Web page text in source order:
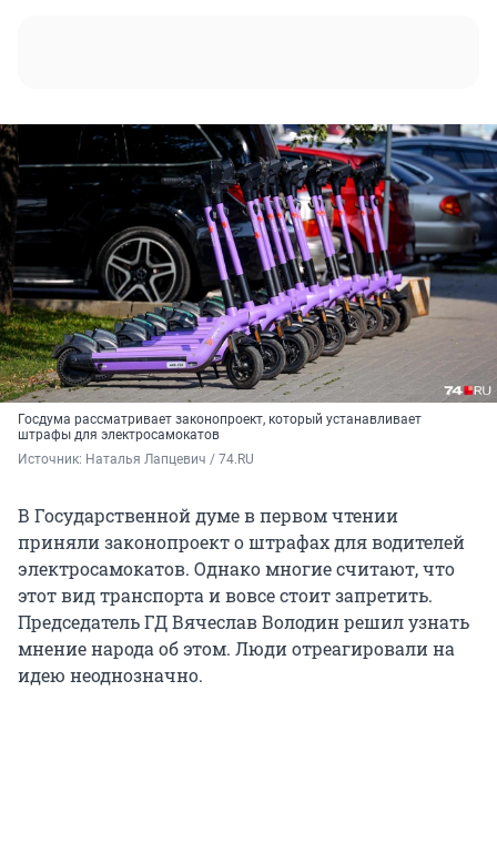
Госдума рассматривает законопроект, который устанавливает
штрафы для электросамокатов
Источник: Наталья Лапцевич / 74.RU
В Государственной думе в первом чтении
приняли законопроект о штрафах для водителей
электросамокатов. Однако многие считают, что
этот вид транспорта и вовсе стоит запретить.
Председатель ГД Вячеслав Володин решил узнать
мнение народа об этом. Люди отреагировали на
идею неоднозначно.